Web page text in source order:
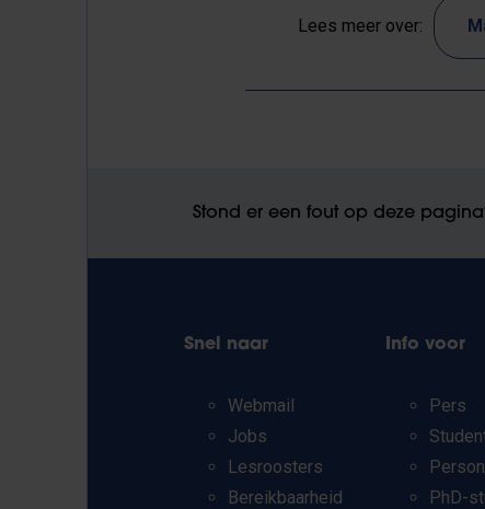
Lees meer over:
Stond er een fout op deze
Snel naar
Webmail
Jobs
Lesroosters
Bereikbaarheid
Info voor
Pers
PhD-